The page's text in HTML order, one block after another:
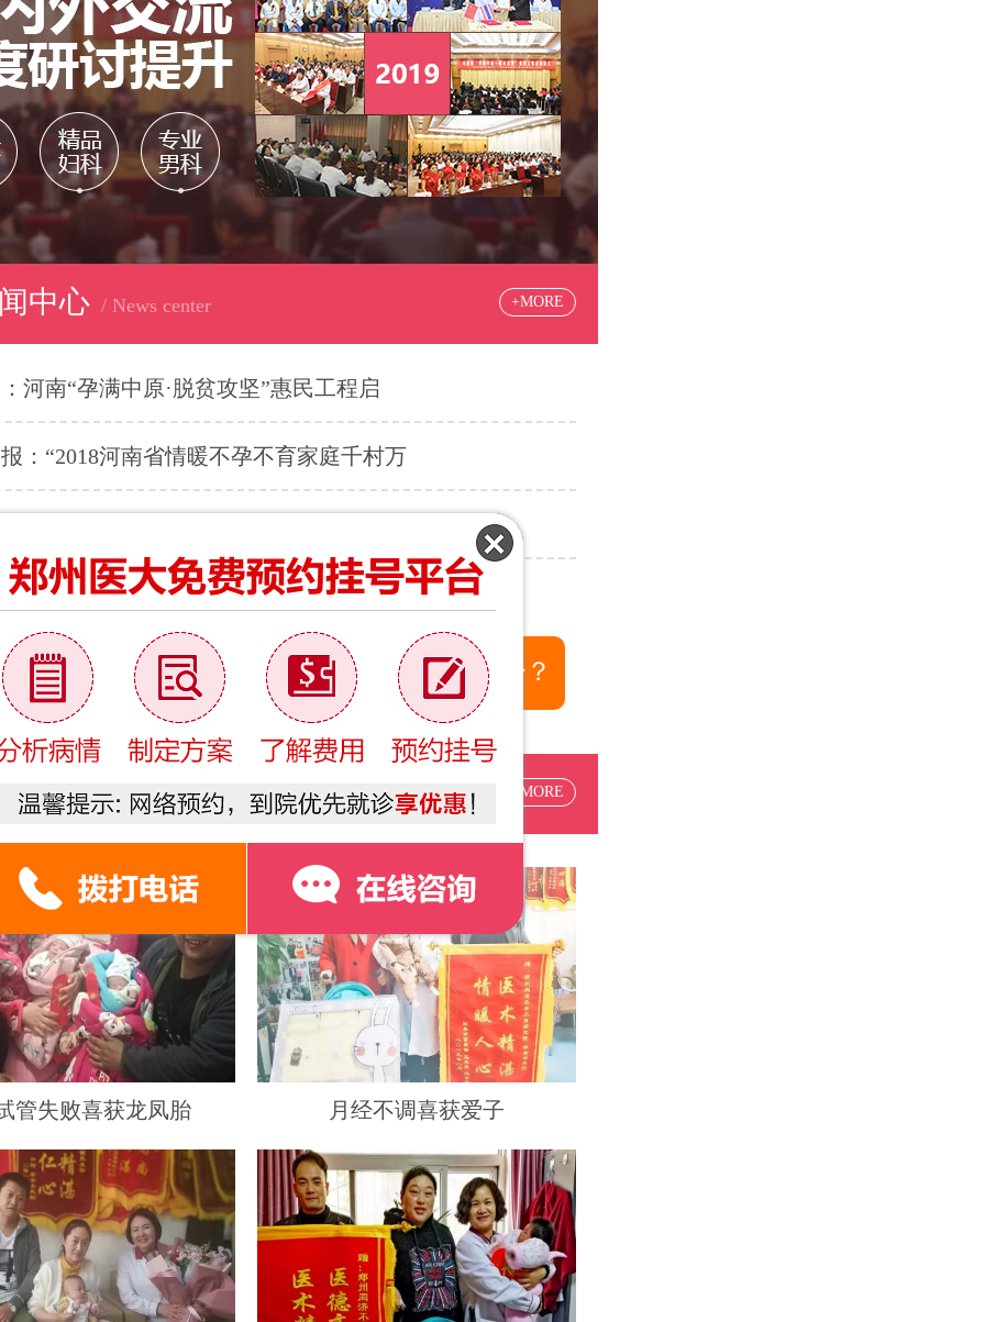
中心 / News center +MORE
河南“孕满中原·脱贫攻坚”惠民工程启
：“2018河南省情暖不孕不育家庭千村万
郑州医大生殖医院继中国扶贫大会又获河南
对象惠及哪些人？ ￥ 援助金额是多少？
喜报 / Patients prosperity +MORE
管失败喜获龙凤胎 月经不调喜获爱子